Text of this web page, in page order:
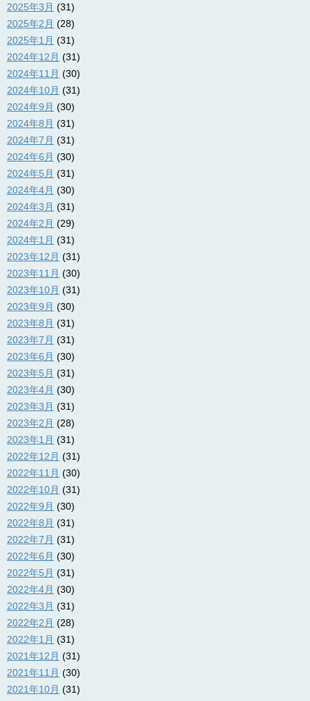
2025年3月 (31)
2025年2月 (28)
2025年1月 (31)
2024年12月 (31)
2024年11月 (30)
2024年10月 (31)
2024年9月 (30)
2024年8月 (31)
2024年7月 (31)
2024年6月 (30)
2024年5月 (31)
2024年4月 (30)
2024年3月 (31)
2024年2月 (29)
2024年1月 (31)
2023年12月 (31)
2023年11月 (30)
2023年10月 (31)
2023年9月 (30)
2023年8月 (31)
2023年7月 (31)
2023年6月 (30)
2023年5月 (31)
2023年4月 (30)
2023年3月 (31)
2023年2月 (28)
2023年1月 (31)
2022年12月 (31)
2022年11月 (30)
2022年10月 (31)
2022年9月 (30)
2022年8月 (31)
2022年7月 (31)
2022年6月 (30)
2022年5月 (31)
2022年4月 (30)
2022年3月 (31)
2022年2月 (28)
2022年1月 (31)
2021年12月 (31)
2021年11月 (30)
2021年10月 (31)